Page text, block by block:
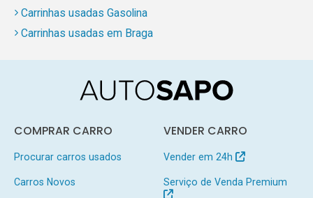
Carrinhas usadas Gasolina
Carrinhas usadas em Braga
COMPRAR CARRO
Procurar carros usados
Carros Novos
VENDER CARRO
Vender em 24h
Serviço de Venda Premium